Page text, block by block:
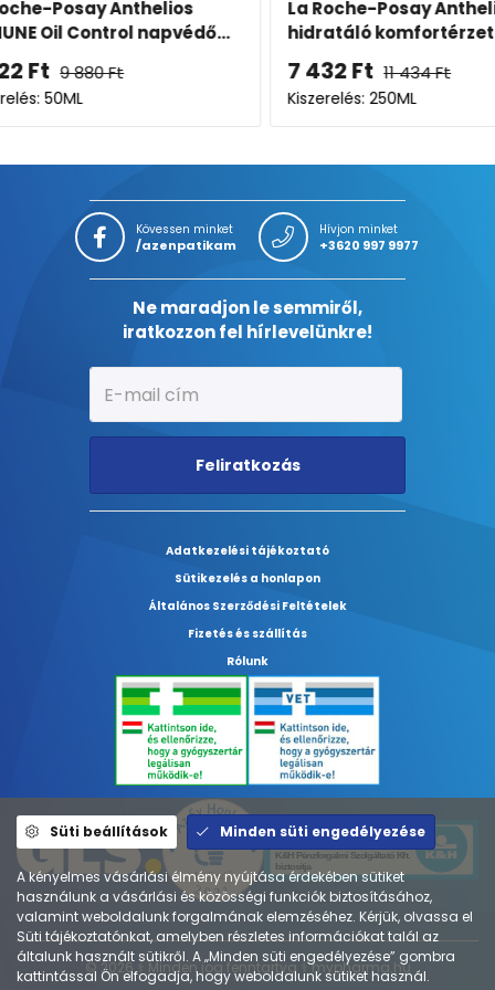
La Roche-Posay Anthelios ECO
hidratáló komfortérzetet adó
7 432
La
6 361
Kövessen minket
/azenpatikam
Hívjon minket
+3620 997 9977
Ne maradjon le semmiről,
iratkozzon fel hírlevelünkre!
Feliratkozás
Adatkezelési tájékoztató
Sütikezelés a honlapon
Általános Szerződési Feltételek
Fizetés és szállítás
Rólunk
© 2026 ⚕︎ Minden jog fenntartva ⚕︎ mypharma.hu
Süti beállítások Minden süti engedélyezése
A kényelmes vásárlási élmény nyújtása érdekében sütiket
használunk a vásárlási és közösségi funkciók biztosításához,
valamint weboldalunk forgalmának elemzéséhez. Kérjük, olvassa el
Süti tájékoztatónkat, amelyben részletes információkat talál az
általunk használt sütikről. A „Minden süti engedélyezése” gombra
kattintással Ön elfogadja, hogy weboldalunk sütiket használ.